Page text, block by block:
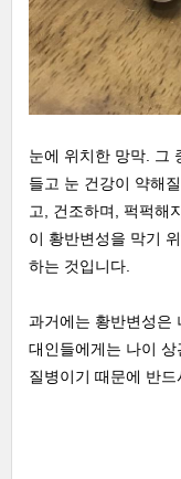
눈에 위치한 망막. 그
들고 눈 건강이 약해
고, 건조하며, 퍽퍽해
이 황반변성을 막기
하는 것입니다.
과거에는 황반변성은
대인들에게는 나이
질병이기 때문에 반